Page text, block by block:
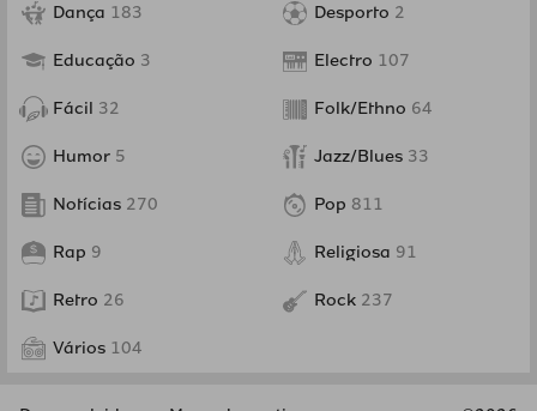
Dança 183 Desporto 2
Educação 3 Electro 107
Fácil 32 Folk/Ethno 64
Humor 5 Jazz/Blues 33
Notícias 270 Pop 811
Rap 9 Religiosa 91
Retro 26 Rock 237
Vários 104